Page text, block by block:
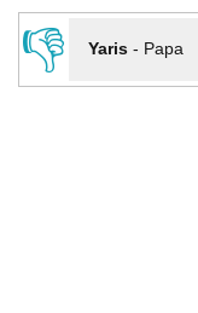
👎
Yaris- Papa